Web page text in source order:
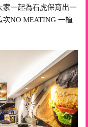
家一起為石虎保育出一
NO MEATING 一植